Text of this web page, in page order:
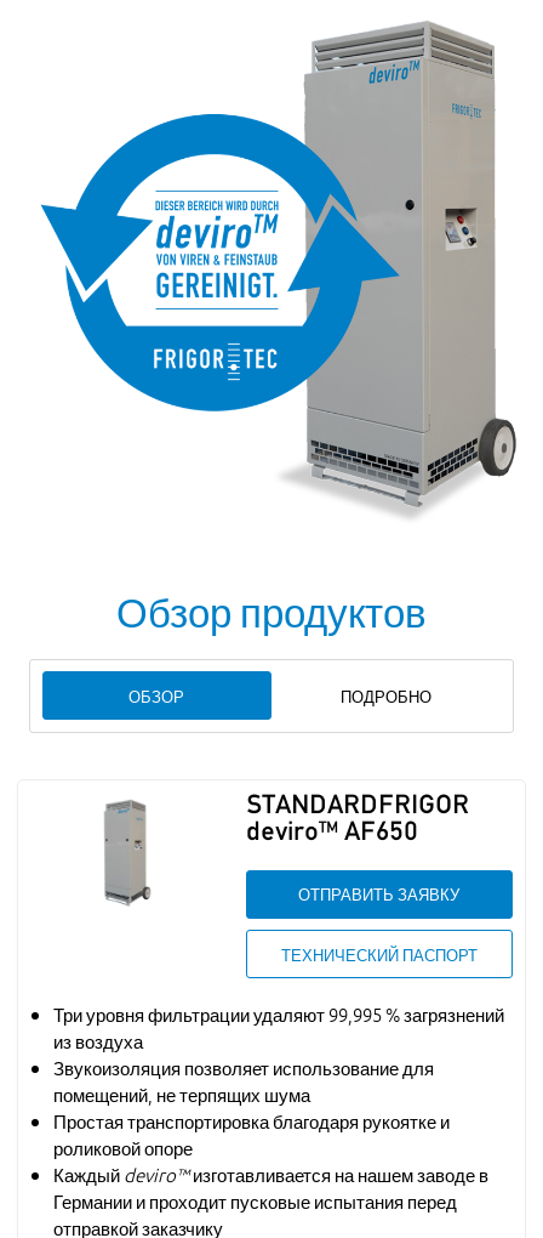
Обзор продуктов
ОБЗОР ПОДРОБНО
STANDARDFRIGOR
deviro™ AF650
ОТПРАВИТЬ ЗАЯВКУ
ТЕХНИЧЕСКИЙ ПАСПОРТ
Три уровня фильтрации удаляют 99,995 % загрязнений
из воздуха
Звукоизоляция позволяет использование для
помещений, не терпящих шума
Простая транспортировка благодаря рукоятке и
роликовой опоре
Каждыйdeviro™изготавливается на нашем заводе в
Германии и проходит пусковые испытания перед
отправкой заказчику